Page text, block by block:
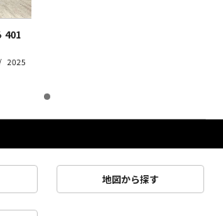
401
2025
地図から探す